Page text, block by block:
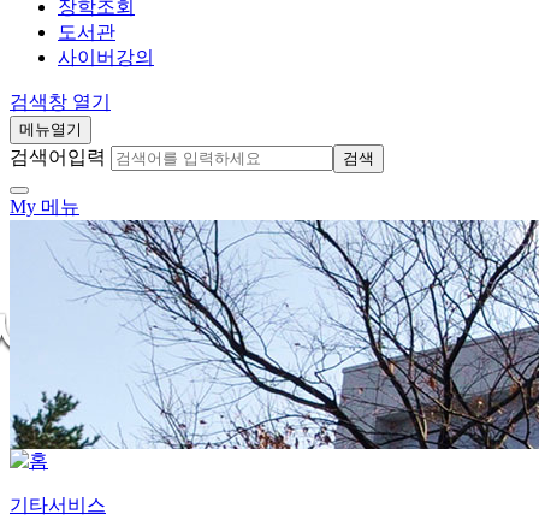
장학조회
도서관
사이버강의
검색창 열기
메뉴열기
검색어입력 검색
My 메뉴
기타서비스